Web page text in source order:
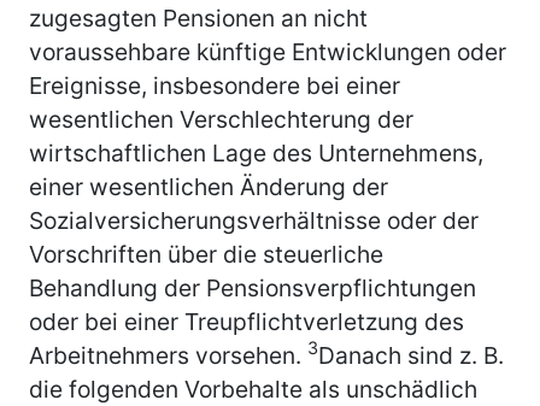
zugesagten Pensionen an nicht
voraussehbare künftige Entwicklungen oder
Ereignisse, insbesondere bei einer
wesentlichen Verschlechterung der
wirtschaftlichen Lage des Unternehmens,
einer wesentlichen Änderung der
Sozialversicherungsverhältnisse oder der
Vorschriften über die steuerliche
Behandlung der Pensionsverpflichtungen
oder bei einer Treupflichtverletzung des
Arbeitnehmers vorsehen. 3Danach sind z. B.
die folgenden Vorbehalte als unschädlich